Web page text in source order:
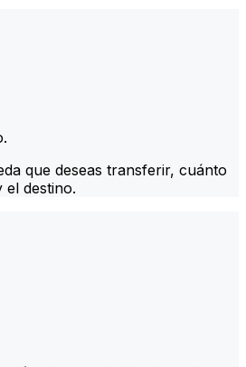
que deseas transferir, cuánto
el destino.